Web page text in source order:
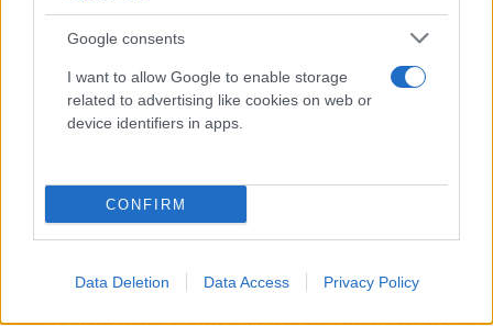
Google consents
I want to allow Google to enable storage
related to advertising like cookies on web or
device identifiers in apps.
CONFIRM
Data Deletion Data Access Privacy Policy
διάσωσης 254 πολιτών μέσω θαλάσσης από την
Πυροσβεστική